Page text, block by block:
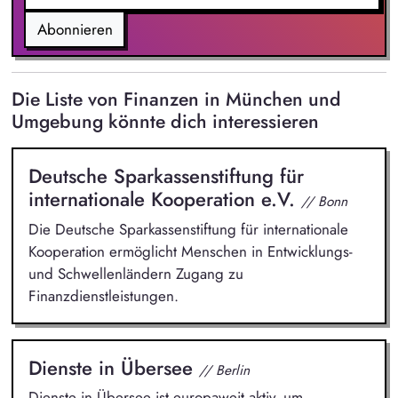
Fundraisingpotenziale.
Abonnieren
Die Liste von Finanzen in München und
Umgebung könnte dich interessieren
Deutsche Sparkassenstiftung für
internationale Kooperation e.V. // Bonn
Die Deutsche Sparkassenstiftung für internationale
Kooperation ermöglicht Menschen in Entwicklungs-
und Schwellenländern Zugang zu
Finanzdienstleistungen.
Dienste in Übersee // Berlin